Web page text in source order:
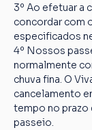
3º Ao efetuar a
concordar com
especificados
4º Nossos
normalmente
chuva fina. O
cancelamento
tempo no prazo
passeio.